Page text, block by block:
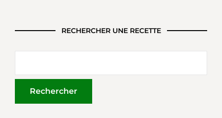
RECHERCHER UNE RECETTE